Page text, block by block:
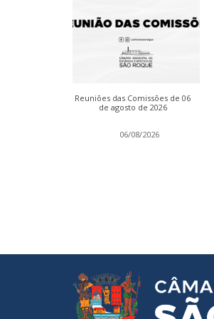
Reuniões das Comissões de 06
de agosto de 2026
06/08/2026